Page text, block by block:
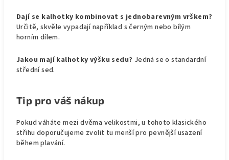
Dají se kalhotky kombinovat s jednobarevným vrškem?
Určitě, skvěle vypadají například s černým nebo bílým
horním dílem.
Jakou mají kalhotky výšku sedu? Jedná se o standardní
střední sed.
Tip pro váš nákup
Pokud váháte mezi dvěma velikostmi, u tohoto klasického
střihu doporučujeme zvolit tu menší pro pevnější usazení
během plavání.